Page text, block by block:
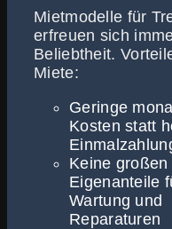
Mietmodelle für
erfreuen sich
Beliebtheit.
Miete:
Geringe
Kosten statt
Keine großen
Eigenanteile
Wartung und
Reparaturen